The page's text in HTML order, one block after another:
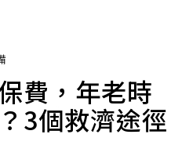
費，年老時
3個救濟途徑